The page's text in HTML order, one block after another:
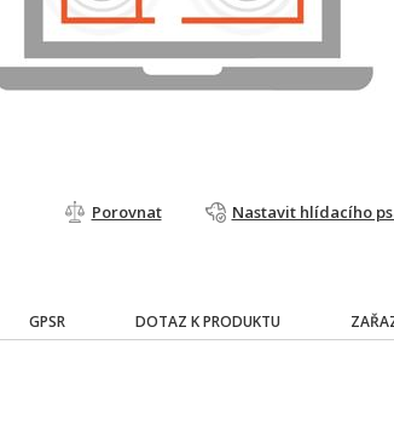
Porovnat Nastavit hlídacího
GPSR DOTAZ K PRODUKTU